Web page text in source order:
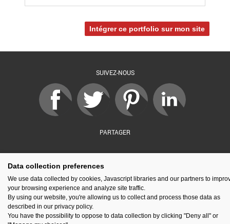
Intégrer ce portfolio sur mon site
SUIVEZ-NOUS
PARTAGER
par : Financé par :
Espace presse Kit de communication Contact Mentions légales
Data collection preferences
We use data collected by cookies, Javascript libraries and our partners to
your browsing experience and analyze site traffic.
By using our website, you're allowing us to collect and process those data as
described in our privacy policy.
You have the possibility to oppose to data collection by clicking "Deny all" or